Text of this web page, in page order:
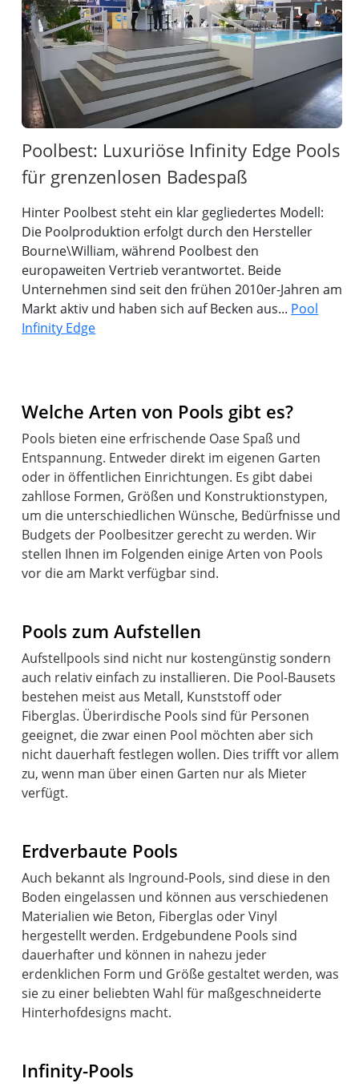
Poolbest: Luxuriöse Infinity Edge Pools
für grenzenlosen Badespaß
Hinter Poolbest steht ein klar gegliedertes Modell:
Die Poolproduktion erfolgt durch den Hersteller
Bourne\William, während Poolbest den
europaweiten Vertrieb verantwortet. Beide
Unternehmen sind seit den frühen 2010er-Jahren am
Markt aktiv und haben sich auf Becken aus... Pool
Infinity Edge
Welche Arten von Pools gibt es?
Pools bieten eine erfrischende Oase Spaß und
Entspannung. Entweder direkt im eigenen Garten
oder in öffentlichen Einrichtungen. Es gibt dabei
zahllose Formen, Größen und Konstruktionstypen,
um die unterschiedlichen Wünsche, Bedürfnisse und
Budgets der Poolbesitzer gerecht zu werden. Wir
stellen Ihnen im Folgenden einige Arten von Pools
vor die am Markt verfügbar sind.
Pools zum Aufstellen
Aufstellpools sind nicht nur kostengünstig sondern
auch relativ einfach zu installieren. Die Pool-Bausets
bestehen meist aus Metall, Kunststoff oder
Fiberglas. Überirdische Pools sind für Personen
geeignet, die zwar einen Pool möchten aber sich
nicht dauerhaft festlegen wollen. Dies trifft vor allem
zu, wenn man über einen Garten nur als Mieter
verfügt.
Erdverbaute Pools
Auch bekannt als Inground-Pools, sind diese in den
Boden eingelassen und können aus verschiedenen
Materialien wie Beton, Fiberglas oder Vinyl
hergestellt werden. Erdgebundene Pools sind
dauerhafter und können in nahezu jeder
erdenklichen Form und Größe gestaltet werden, was
sie zu einer beliebten Wahl für maßgeschneiderte
Hinterhofdesigns macht.
Infinity-Pools